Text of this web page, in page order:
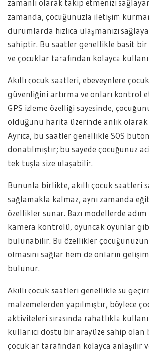
zamanlı olarak takip etmenizi
zamanda, çocuğunuzla iletişim
durumlarda hızlıca ulaşmanızı
sahiptir. Bu saatler genellikle basit
ve çocuklar tarafından kolayca
Akıllı çocuk saatleri, ebeveynlere
güvenliğini artırma ve onları kontrol
GPS izleme özelliği sayesinde,
olduğunu harita üzerinde anlık
Ayrıca, bu saatler genellikle SOS
donatılmıştır; bu sayede çocuğunuz
tek tuşla size ulaşabilir.
Bununla birlikte, akıllı çocuk saatleri
sağlamakla kalmaz, aynı zamanda
özellikler sunar. Bazı modellerde
kamera kontrolü, oyuncak oyunlar
bulunabilir. Bu özellikler
olmasını sağlar hem de onların
bulunur.
Akıllı çocuk saatleri genellikle su
malzemelerden yapılmıştır, böylece
aktiviteleri sırasında rahatlıkla
kullanıcı dostu bir arayüze sahip olan
çocuklar tarafından kolayca anlaşılır